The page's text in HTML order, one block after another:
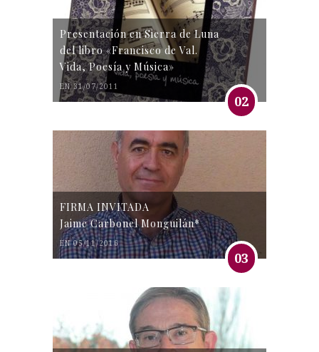
Presentación en Sierra de Luna
del libro «Francisco de Val.
Vida, Poesía y Música»
EN 31/07/2011
02
FIRMA INVITADA
Jaime Carbonel Monguilán*
EN 05/11/2016
03